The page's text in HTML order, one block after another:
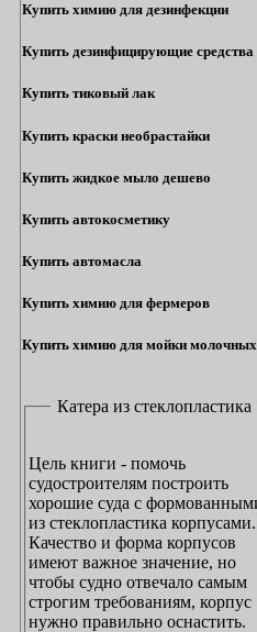
Купить химию для дезинфекции
Купить дезинфицирующие средства
Купить тиковый лак
Купить краски необрастайки
Купить жидкое мыло дешево
Купить автокосметику
Купить автомасла
Купить химию для фермеров
Купить химию для мойки молочных
Катера из стеклопластика
Цель книги - помочь
судостроителям построить
хорошие суда с
из стеклопластика корпусами.
Качество и форма корпусов
имеют важное значение, но
чтобы судно отвечало самым
строгим требованиям, корпус
нужно правильно оснастить.